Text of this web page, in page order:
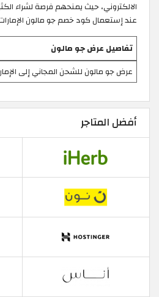
الالكتروني، حيث يمنحهم فرصة لشراء
عند إستعمال كود خصم جو مالون الإمارات
تفاصيل عرض جو مالون
عرض جو مالون للشحن المجاني إلى
أفضل المتاجر